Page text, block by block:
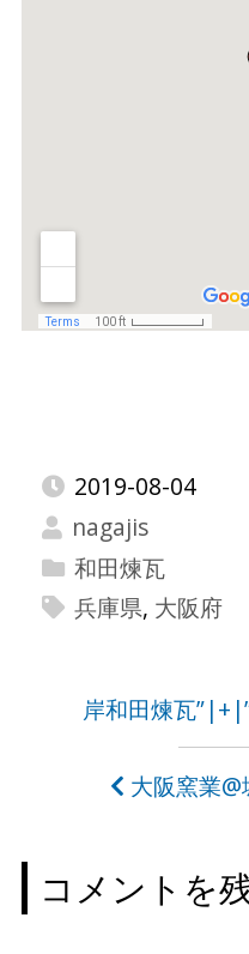
2019-08-04
nagajis
和田煉瓦
兵庫県, 大阪府
ビ
ゲ
岸和田煉瓦
大阪窯業
コメントを